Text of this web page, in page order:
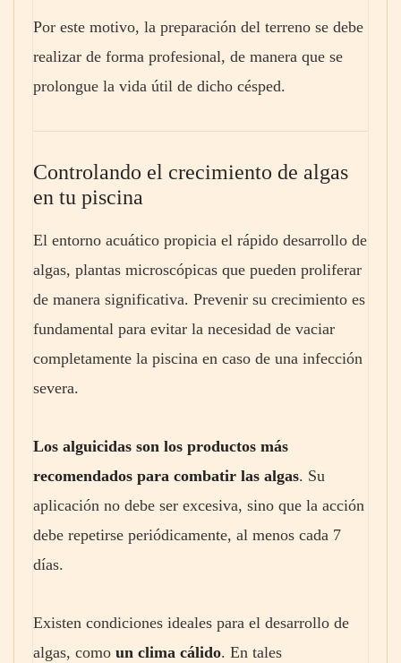
Por este motivo, la preparación del terreno se debe
realizar de forma profesional, de manera que se
prolongue la vida útil de dicho césped.
Controlando el crecimiento de algas
en tu piscina
El entorno acuático propicia el rápido desarrollo de
algas, plantas microscópicas que pueden proliferar
de manera significativa. Prevenir su crecimiento es
fundamental para evitar la necesidad de vaciar
completamente la piscina en caso de una infección
severa.
Los alguicidas son los productos más
recomendados para combatir las algas. Su
aplicación no debe ser excesiva, sino que la acción
debe repetirse periódicamente, al menos cada 7
días.
Existen condiciones ideales para el desarrollo de
algas, como un clima cálido. En tales